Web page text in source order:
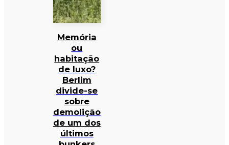
Memória
ou
habitação
de luxo?
Berlim
divide-se
sobre
demolição
de um dos
últimos